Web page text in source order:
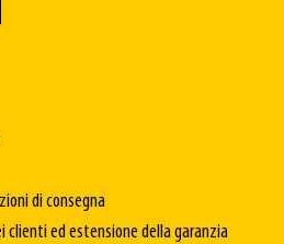
di consegna
clienti ed estensione della garanzia